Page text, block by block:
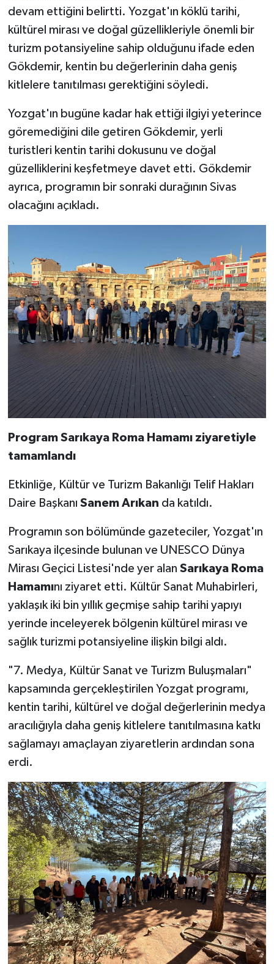
devam ettiğini belirtti. Yozgat'ın köklü tarihi,
kültürel mirası ve doğal güzellikleriyle önemli bir
turizm potansiyeline sahip olduğunu ifade eden
Gökdemir, kentin bu değerlerinin daha geniş
kitlelere tanıtılması gerektiğini söyledi.
Yozgat'ın bugüne kadar hak ettiği ilgiyi yeterince
göremediğini dile getiren Gökdemir, yerli
turistleri kentin tarihi dokusunu ve doğal
güzelliklerini keşfetmeye davet etti. Gökdemir
ayrıca, programın bir sonraki durağının Sivas
olacağını açıkladı.
Program Sarıkaya Roma Hamamı ziyaretiyle
tamamlandı
Etkinliğe, Kültür ve Turizm Bakanlığı Telif Hakları
Daire Başkanı Sanem Arıkan da katıldı.
Programın son bölümünde gazeteciler, Yozgat'ın
Sarıkaya ilçesinde bulunan ve UNESCO Dünya
Mirası Geçici Listesi'nde yer alan Sarıkaya Roma
Hamamını ziyaret etti. Kültür Sanat Muhabirleri,
yaklaşık iki bin yıllık geçmişe sahip tarihi yapıyı
yerinde inceleyerek bölgenin kültürel mirası ve
sağlık turizmi potansiyeline ilişkin bilgi aldı.
"7. Medya, Kültür Sanat ve Turizm Buluşmaları"
kapsamında gerçekleştirilen Yozgat programı,
kentin tarihi, kültürel ve doğal değerlerinin medya
aracılığıyla daha geniş kitlelere tanıtılmasına katkı
sağlamayı amaçlayan ziyaretlerin ardından sona
erdi.